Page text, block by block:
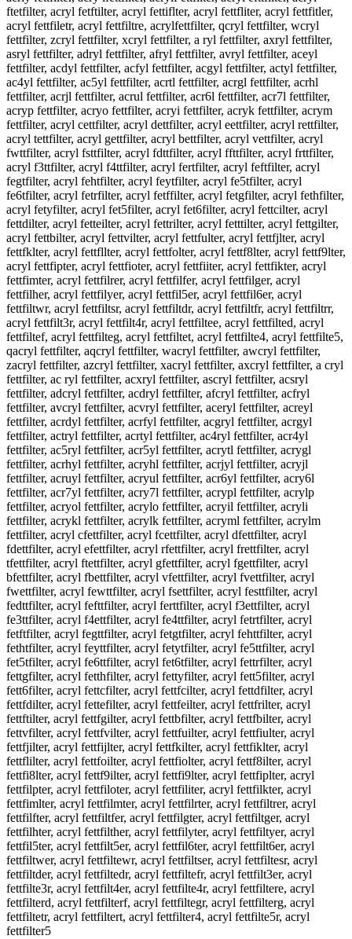
ftetfilter, acryl fetftilter, acryl fettiflter, acryl fettfliter, acryl fettfitler,
acryl fettfiletr, acryl fettfiltre, acrylfettfilter, qcryl fettfilter, wcryl
fettfilter, zcryl fettfilter, xcryl fettfilter, a ryl fettfilter, axryl fettfilter,
asryl fettfilter, adryl fettfilter, afryl fettfilter, avryl fettfilter, aceyl
fettfilter, acdyl fettfilter, acfyl fettfilter, acgyl fettfilter, actyl fettfilter,
ac4yl fettfilter, ac5yl fettfilter, acrtl fettfilter, acrgl fettfilter, acrhl
fettfilter, acrjl fettfilter, acrul fettfilter, acr6l fettfilter, acr7l fettfilter,
acryp fettfilter, acryo fettfilter, acryi fettfilter, acryk fettfilter, acrym
fettfilter, acryl cettfilter, acryl dettfilter, acryl eettfilter, acryl rettfilter,
acryl tettfilter, acryl gettfilter, acryl bettfilter, acryl vettfilter, acryl
fwttfilter, acryl fsttfilter, acryl fdttfilter, acryl ffttfilter, acryl frttfilter,
acryl f3ttfilter, acryl f4ttfilter, acryl fertfilter, acryl feftfilter, acryl
fegtfilter, acryl fehtfilter, acryl feytfilter, acryl fe5tfilter, acryl
fe6tfilter, acryl fetrfilter, acryl fetffilter, acryl fetgfilter, acryl fethfilter,
acryl fetyfilter, acryl fet5filter, acryl fet6filter, acryl fettcilter, acryl
fettdilter, acryl fetteilter, acryl fettrilter, acryl fetttilter, acryl fettgilter,
acryl fettbilter, acryl fettvilter, acryl fettfulter, acryl fettfjlter, acryl
fettfklter, acryl fettfllter, acryl fettfolter, acryl fettf8lter, acryl fettf9lter,
acryl fettfipter, acryl fettfioter, acryl fettfiiter, acryl fettfikter, acryl
fettfimter, acryl fettfilrer, acryl fettfilfer, acryl fettfilger, acryl
fettfilher, acryl fettfilyer, acryl fettfil5er, acryl fettfil6er, acryl
fettfiltwr, acryl fettfiltsr, acryl fettfiltdr, acryl fettfiltfr, acryl fettfiltrr,
acryl fettfilt3r, acryl fettfilt4r, acryl fettfiltee, acryl fettfilted, acryl
fettfiltef, acryl fettfilteg, acryl fettfiltet, acryl fettfilte4, acryl fettfilte5,
qacryl fettfilter, aqcryl fettfilter, wacryl fettfilter, awcryl fettfilter,
zacryl fettfilter, azcryl fettfilter, xacryl fettfilter, axcryl fettfilter, a cryl
fettfilter, ac ryl fettfilter, acxryl fettfilter, ascryl fettfilter, acsryl
fettfilter, adcryl fettfilter, acdryl fettfilter, afcryl fettfilter, acfryl
fettfilter, avcryl fettfilter, acvryl fettfilter, aceryl fettfilter, acreyl
fettfilter, acrdyl fettfilter, acrfyl fettfilter, acgryl fettfilter, acrgyl
fettfilter, actryl fettfilter, acrtyl fettfilter, ac4ryl fettfilter, acr4yl
fettfilter, ac5ryl fettfilter, acr5yl fettfilter, acrytl fettfilter, acrygl
fettfilter, acrhyl fettfilter, acryhl fettfilter, acrjyl fettfilter, acryjl
fettfilter, acruyl fettfilter, acryul fettfilter, acr6yl fettfilter, acry6l
fettfilter, acr7yl fettfilter, acry7l fettfilter, acrypl fettfilter, acrylp
fettfilter, acryol fettfilter, acrylo fettfilter, acryil fettfilter, acryli
fettfilter, acrykl fettfilter, acrylk fettfilter, acryml fettfilter, acrylm
fettfilter, acryl cfettfilter, acryl fcettfilter, acryl dfettfilter, acryl
fdettfilter, acryl efettfilter, acryl rfettfilter, acryl frettfilter, acryl
tfettfilter, acryl ftettfilter, acryl gfettfilter, acryl fgettfilter, acryl
bfettfilter, acryl fbettfilter, acryl vfettfilter, acryl fvettfilter, acryl
fwettfilter, acryl fewttfilter, acryl fsettfilter, acryl festtfilter, acryl
fedttfilter, acryl fefttfilter, acryl ferttfilter, acryl f3ettfilter, acryl
fe3ttfilter, acryl f4ettfilter, acryl fe4ttfilter, acryl fetrtfilter, acryl
fetftfilter, acryl fegttfilter, acryl fetgtfilter, acryl fehttfilter, acryl
fethtfilter, acryl feyttfilter, acryl fetytfilter, acryl fe5ttfilter, acryl
fet5tfilter, acryl fe6ttfilter, acryl fet6tfilter, acryl fettrfilter, acryl
fettgfilter, acryl fetthfilter, acryl fettyfilter, acryl fett5filter, acryl
fett6filter, acryl fettcfilter, acryl fettfcilter, acryl fettdfilter, acryl
fettfdilter, acryl fettefilter, acryl fettfeilter, acryl fettfrilter, acryl
fettftilter, acryl fettfgilter, acryl fettbfilter, acryl fettfbilter, acryl
fettvfilter, acryl fettfvilter, acryl fettfuilter, acryl fettfiulter, acryl
fettfjilter, acryl fettfijlter, acryl fettfkilter, acryl fettfiklter, acryl
fettflilter, acryl fettfoilter, acryl fettfiolter, acryl fettf8ilter, acryl
fettfi8lter, acryl fettf9ilter, acryl fettfi9lter, acryl fettfiplter, acryl
fettfilpter, acryl fettfiloter, acryl fettfiliter, acryl fettfilkter, acryl
fettfimlter, acryl fettfilmter, acryl fettfilrter, acryl fettfiltrer, acryl
fettfilfter, acryl fettfiltfer, acryl fettfilgter, acryl fettfiltger, acryl
fettfilhter, acryl fettfilther, acryl fettfilyter, acryl fettfiltyer, acryl
fettfil5ter, acryl fettfilt5er, acryl fettfil6ter, acryl fettfilt6er, acryl
fettfiltwer, acryl fettfiltewr, acryl fettfiltser, acryl fettfiltesr, acryl
fettfiltder, acryl fettfiltedr, acryl fettfiltefr, acryl fettfilt3er, acryl
fettfilte3r, acryl fettfilt4er, acryl fettfilte4r, acryl fettfiltere, acryl
fettfilterd, acryl fettfilterf, acryl fettfiltegr, acryl fettfilterg, acryl
fettfiltetr, acryl fettfiltert, acryl fettfilter4, acryl fettfilte5r, acryl
fettfilter5